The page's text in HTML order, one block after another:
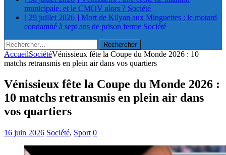
municipale, et le CMOV alors ? Société
[ 29 juillet 2026 ] Mort de Kilyan aux Minguettes : le motard
condamné à sept ans de prison ferme Société
Rechercher :
AccueilSociétéVénissieux fête la Coupe du Monde 2026 : 10
matchs retransmis en plein air dans vos quartiers
Vénissieux fête la Coupe du Monde 2026 :
10 matchs retransmis en plein air dans
vos quartiers
16 juin 2026 Société, Sport 0